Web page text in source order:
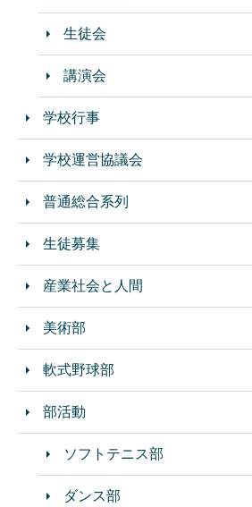
生徒会
講演会
学校行事
学校運営協議会
普通総合系列
生徒募集
産業社会と人間
美術部
軟式野球部
部活動
ソフトテニス部
ダンス部